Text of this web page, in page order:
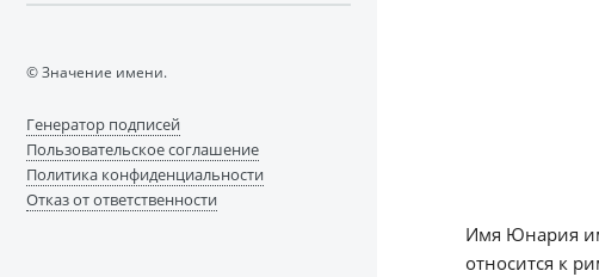
Имя Юнария
относится к
© Значение имени.
Генератор подписей
Пользовательское соглашение
Политика конфиденциальности
Отказ от ответственности